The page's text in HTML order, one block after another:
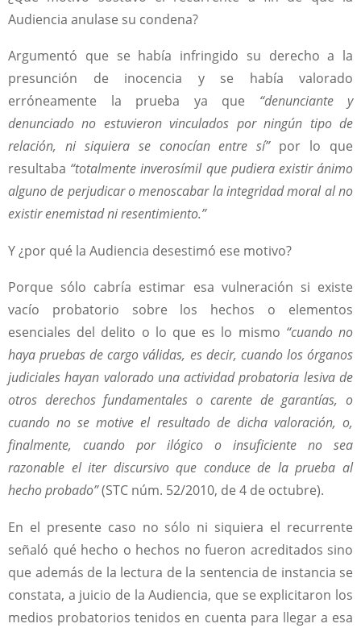
Audiencia anulase su condena?
Argumentó que se había infringido su derecho a la
presunción de inocencia y se había valorado
erróneamente la prueba ya que “denunciante y
denunciado no estuvieron vinculados por ningún tipo de
relación, ni siquiera se conocían entre sí”por lo que
resultaba “totalmente inverosímil que pudiera existir ánimo
alguno de perjudicar o menoscabar la integridad moral al no
existir enemistad ni resentimiento.”
Y ¿por qué la Audiencia desestimó ese motivo?
Porque sólo cabría estimar esa vulneración si existe
vacío probatorio sobre los hechos o elementos
esenciales del delito o lo que es lo mismo “cuando no
haya pruebas de cargo válidas, es decir, cuando los órganos
judiciales hayan valorado una actividad probatoria lesiva de
otros derechos fundamentales o carente de garantías, o
cuando no se motive el resultado de dicha valoración, o,
finalmente, cuando por ilógico o insuficiente no sea
razonable el iter discursivo que conduce de la prueba al
hecho probado”(STC núm. 52/2010, de 4 de octubre).
En el presente caso no sólo ni siquiera el recurrente
señaló qué hecho o hechos no fueron acreditados sino
que además de la lectura de la sentencia de instancia se
constata, a juicio de la Audiencia, que se explicitaron los
medios probatorios tenidos en cuenta para llegar a esa